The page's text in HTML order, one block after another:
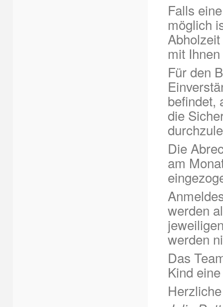
Falls
möglich
mit
Für den
befindet,
die
Die
am
werden
werden
Das
Kind